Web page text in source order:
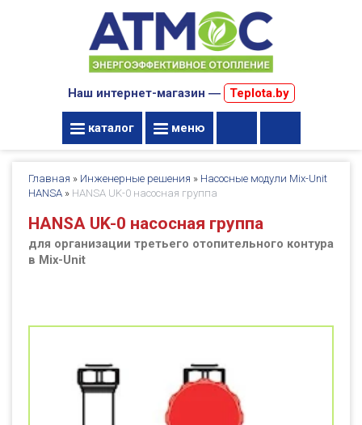
Наш интернет-магазин ― Teplota.by
каталог меню
Главная » Инженерные решения » Насосные модули Mix-Unit
HANSA » HANSA UK-0 насосная группа
HANSA UK-0 насосная группа
для организации третьего отопительного контура
в Mix-Unit